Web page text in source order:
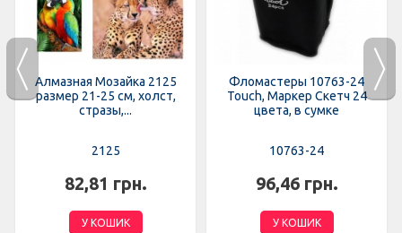
Алмазная Мозайка 2125
размер 21-25 см, холст,
стразы,...
2125
82,81 грн.
У КОШИК
Фломастеры 10763-24
Touch, Маркер Скетч 24
цвета, в сумке
10763-24
96,46 грн.
У КОШИК